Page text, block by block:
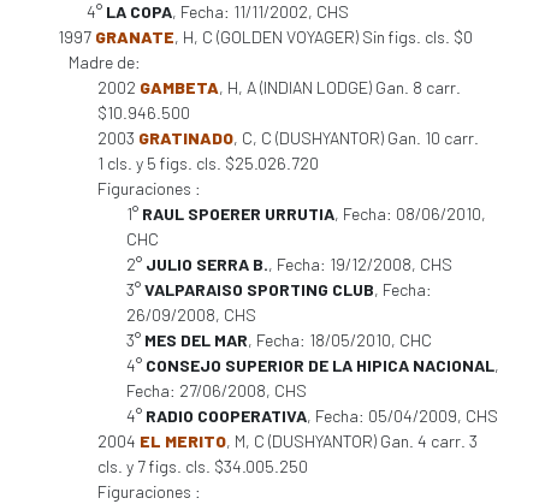
4° LA COPA, Fecha: 11/11/2002, CHS
1997 GRANATE, H, C (GOLDEN VOYAGER) Sin figs. cls. $0
Madre de:
2002 GAMBETA, H, A (INDIAN LODGE) Gan. 8 carr.
$10.946.500
2003 GRATINADO, C, C (DUSHYANTOR) Gan. 10 carr.
1 cls. y 5 figs. cls. $25.026.720
Figuraciones :
1° RAUL SPOERER URRUTIA, Fecha: 08/06/2010,
CHC
2° JULIO SERRA B., Fecha: 19/12/2008, CHS
3°VALPARAISO SPORTING CLUB, Fecha:
26/09/2008, CHS
3° MES DEL MAR, Fecha: 18/05/2010, CHC
4° CONSEJO SUPERIOR DE LA HIPICA NACIONAL,
Fecha: 27/06/2008, CHS
4° RADIO COOPERATIVA, Fecha: 05/04/2009, CHS
2004 EL MERITO, M, C (DUSHYANTOR) Gan. 4 carr. 3
cls. y 7 figs. cls. $34.005.250
Figuraciones :